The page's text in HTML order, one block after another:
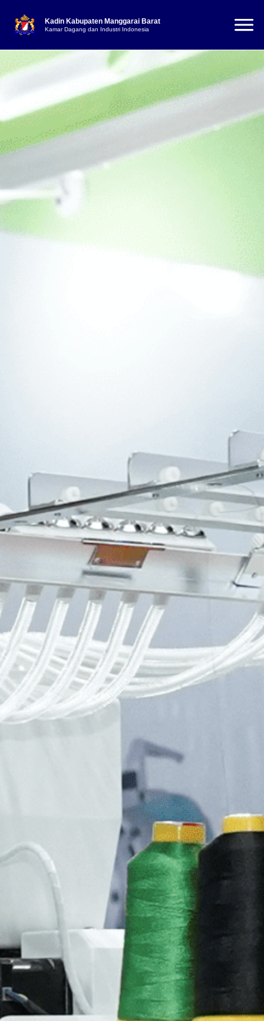
Kadin Kabupaten Manggarai Barat
Kamar Dagang dan Industri Indonesia